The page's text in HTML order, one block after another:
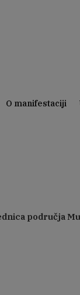
O manifestaciji
područja